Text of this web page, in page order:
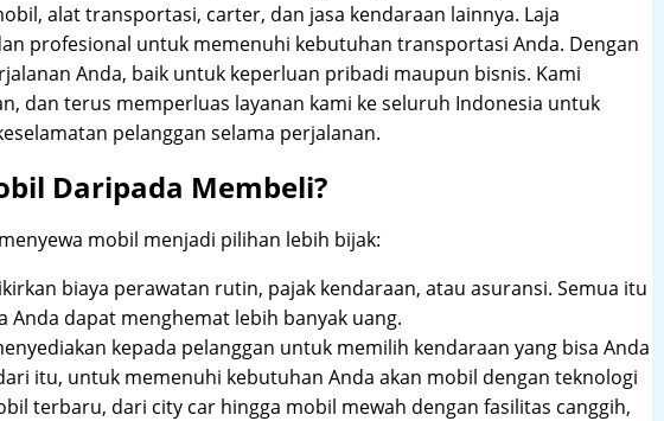
alat transportasi, carter, dan jasa kendaraan lainnya. Laja
profesional untuk memenuhi kebutuhan transportasi Anda. Dengan
Anda, baik untuk keperluan pribadi maupun bisnis. Kami
dan terus memperluas layanan kami ke seluruh Indonesia untuk
pelanggan selama perjalanan.
Daripada Membeli?
mobil menjadi pilihan lebih bijak:
biaya perawatan rutin, pajak kendaraan, atau asuransi. Semua itu
Anda dapat menghemat lebih banyak uang.
kepada pelanggan untuk memilih kendaraan yang bisa Anda
itu, untuk memenuhi kebutuhan Anda akan mobil dengan teknologi
terbaru, dari city car hingga mobil mewah dengan fasilitas canggih,